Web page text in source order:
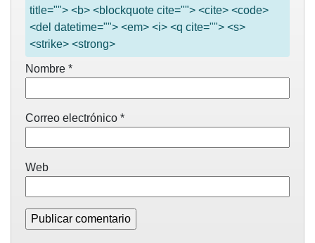
title=""> <b> <blockquote cite=""> <cite> <code>
<del datetime=""> <em> <i> <q cite=""> <s>
<strike> <strong>
Nombre *
Correo electrónico *
Web